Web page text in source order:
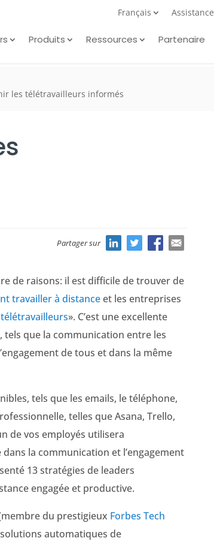
Français Assistance
Produits Ressources Partenaire
les télétravailleurs informés
Partager sur
de raisons: il est difficile de trouver de
travailler à distance et les entreprises
». C’est une excellente
que la communication entre les
de tous et dans la même
tels que les emails, le téléphone,
telles que Asana, Trello,
de vos employés utilisera
la communication et l’engagement
13 stratégies de leaders
engagée et productive.
du prestigieux Forbes Tech
automatiques de